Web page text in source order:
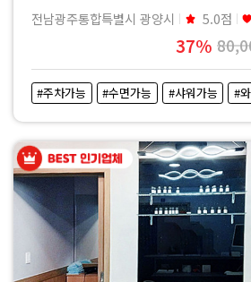
지
마
짱
전남광주통합특별시 광양시 5.0점
37%
#주차가능 #수면가능 #샤워가능 #